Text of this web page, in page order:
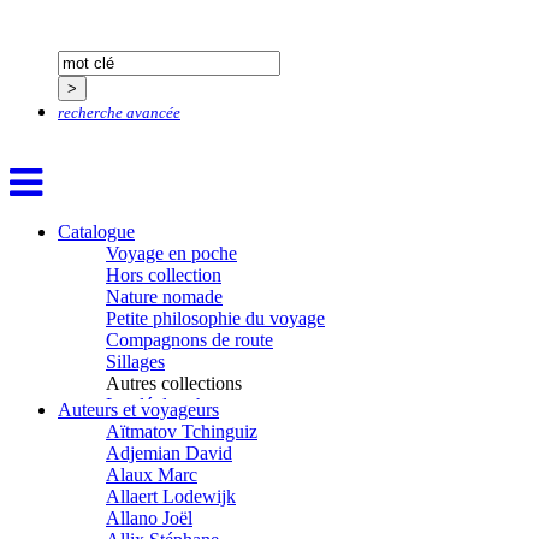
recherche avancée
Catalogue
Voyage en poche
Hors collection
Nature nomade
Petite philosophie du voyage
Compagnons de route
Sillages
Autres collections
La clé des champs
Chemins d’étoiles
Visions
Auteurs et voyageurs
Aïtmatov Tchinguiz
Adjemian David
Alaux Marc
Allaert Lodewijk
Allano Joël